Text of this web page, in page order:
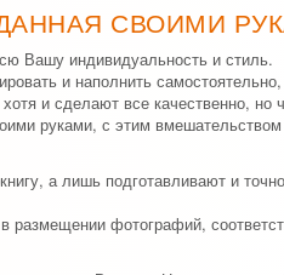
СВОИМИ
Вашу индивидуальность и стиль.
и наполнить
и сделают все качественно, но
руками, с этим
а лишь подготавливают и точно
фотографий,